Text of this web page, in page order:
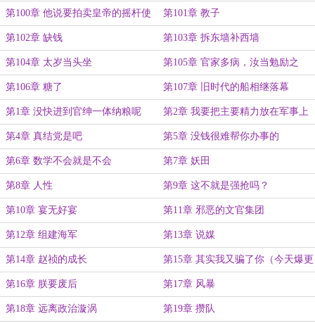
双倍月票）
第100章 他说要拍卖皇帝的摇杆使
用权
第101章 教子
第102章 缺钱 第103章 拆东墙补西墙
第104章 太岁当头坐 第105章 官家多病，汝当勉励之
第106章 糖了 第107章 旧时代的船相继落幕
第1章 没快进到官绅一体纳粮呢 第2章 我要把主要精力放在军事上
第4章 真结党是吧 第5章 没钱很难帮你办事的
第6章 数学不会就是不会 第7章 妖田
第8章 人性 第9章 这不就是强抢吗？
第10章 宴无好宴 第11章 邪恶的文官集团
第12章 组建海军 第13章 说媒
第14章 赵祯的成长 第15章 其实我又骗了你（今天爆更
2w）
第16章 朕要废后 第17章 风暴
第18章 远离政治漩涡 第19章 攒队